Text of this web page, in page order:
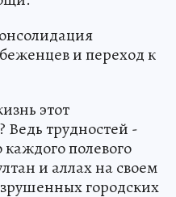
и переход к
этот
трудностей -
полевого
и аллах на своем
городских